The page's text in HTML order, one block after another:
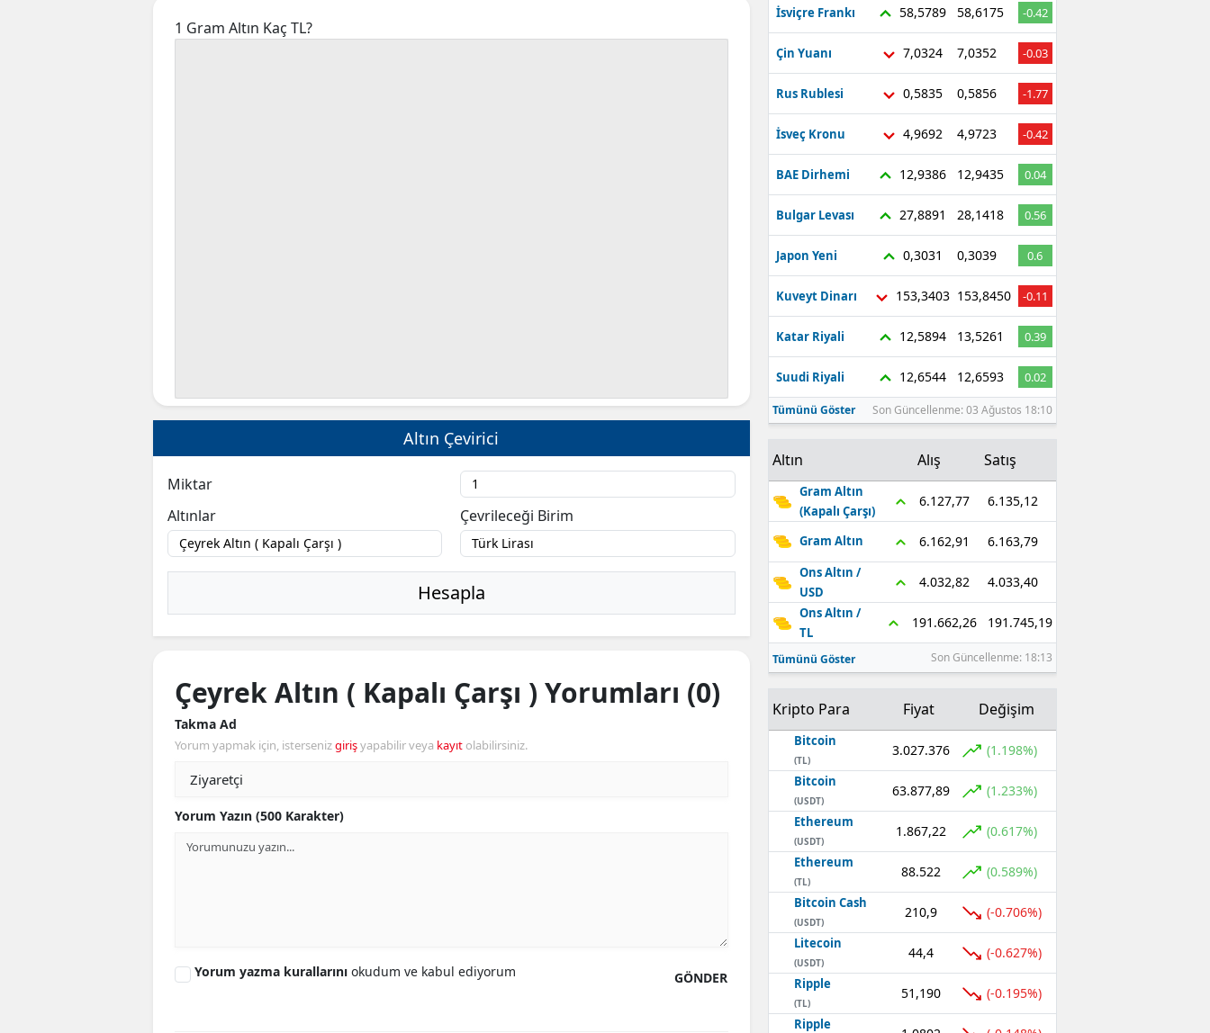
1 Gram Altın Kaç TL?
Altın Çevirici
Miktar
Altınlar
Çevrileceği Birim
Hesapla
Çeyrek Altın ( Kapalı Çarşı ) Yorumları (0)
Takma Ad
Yorum yapmak için, istersenizgirişyapabilir veya kayıt olabilirsiniz.
Yorum Yazın (500 Karakter)
GÖNDER
Yorum yazma kurallarını okudum ve kabul ediyorum
İsviçre Frankı 58,5789 58,6175 -0.42
Çin Yuanı 7,0324 7,0352 -0.03
Rus Rublesi 0,5835 0,5856 -1.77
İsveç Kronu 4,9692 4,9723 -0.42
BAE Dirhemi 12,9386 12,9435 0.04
Bulgar Levası 27,8891 28,1418 0.56
Japon Yeni 0,3031 0,3039 0.6
Kuveyt Dinarı 153,3403 153,8450 -0.11
Katar Riyali 12,5894 13,5261 0.39
Suudi Riyali 12,6544 12,6593 0.02
Tümünü Göster Son Güncellenme: 03 Ağustos 18:10
Altın Alış Satış
Gram Altın
(Kapalı Çarşı)
6.127,77 6.135,12
Gram Altın 6.162,91 6.163,79
Ons Altın /
USD
4.032,82 4.033,40
Ons Altın /
TL
191.662,26 191.745,19
Tümünü Göster Son Güncellenme: 18:13
Kripto Para Fiyat Değişim
Bitcoin
(TL)
3.027.376 (1.198%)
Bitcoin
(USDT)
63.877,89 (1.233%)
Ethereum
(USDT)
1.867,22 (0.617%)
Ethereum
(TL)
88.522 (0.589%)
Bitcoin Cash
(USDT)
210,9 (-0.706%)
Litecoin
(USDT)
44,4 (-0.627%)
Ripple
(TL)
51,190 (-0.195%)
Ripple